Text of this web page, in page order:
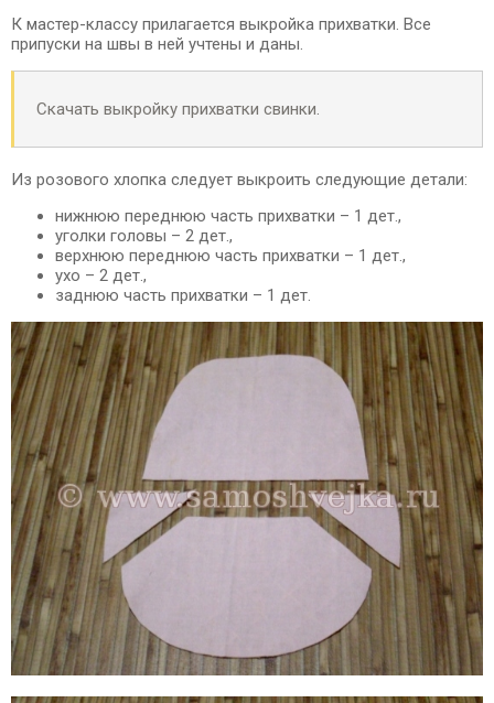
К мастер-классу прилагается выкройка прихватки. Все
припуски на швы в ней учтены и даны.
Скачать выкройку прихватки свинки.
Из розового хлопка следует выкроить следующие детали:
нижнюю переднюю часть прихватки – 1 дет.,
уголки головы – 2 дет.,
верхнюю переднюю часть прихватки – 1 дет.,
ухо – 2 дет.,
заднюю часть прихватки – 1 дет.